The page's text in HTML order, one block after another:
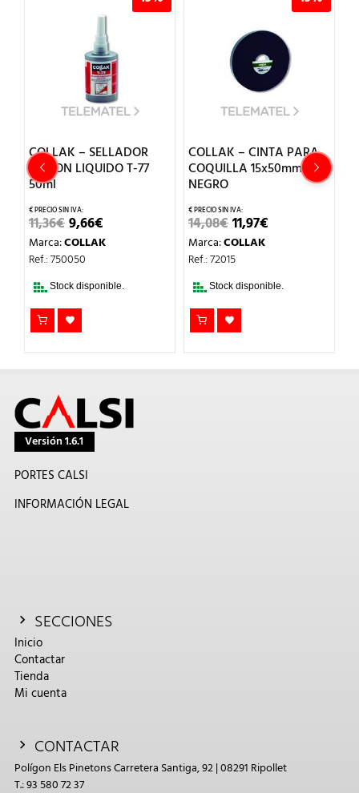
COLLAK – SELLADOR
TEFLON LIQUIDO T-77
50ml
11,36€EL
PRECIO
ORIGINAL
ERA:
9,66€PRECIO
ACTUAL
Marca:COLLAK
Ref.: 750050
Stock disponible.
COLLAK – CINTA PARA
COQUILLA 15x50mm
NEGRO
14,08€EL
PRECIO
ORIGINAL
ERA:
11,97€
Marca:COLLAK
Ref.: 72015
Stock disponible.
Versión 1.6.1
PORTES CALSI
INFORMACIÓN LEGAL
SECCIONES
Inicio
Contactar
Tienda
Mi cuenta
CONTACTAR
Polígon Els Pinetons Carretera Santiga, 92 | 08291 Ripollet
T.: 93 580 72 37